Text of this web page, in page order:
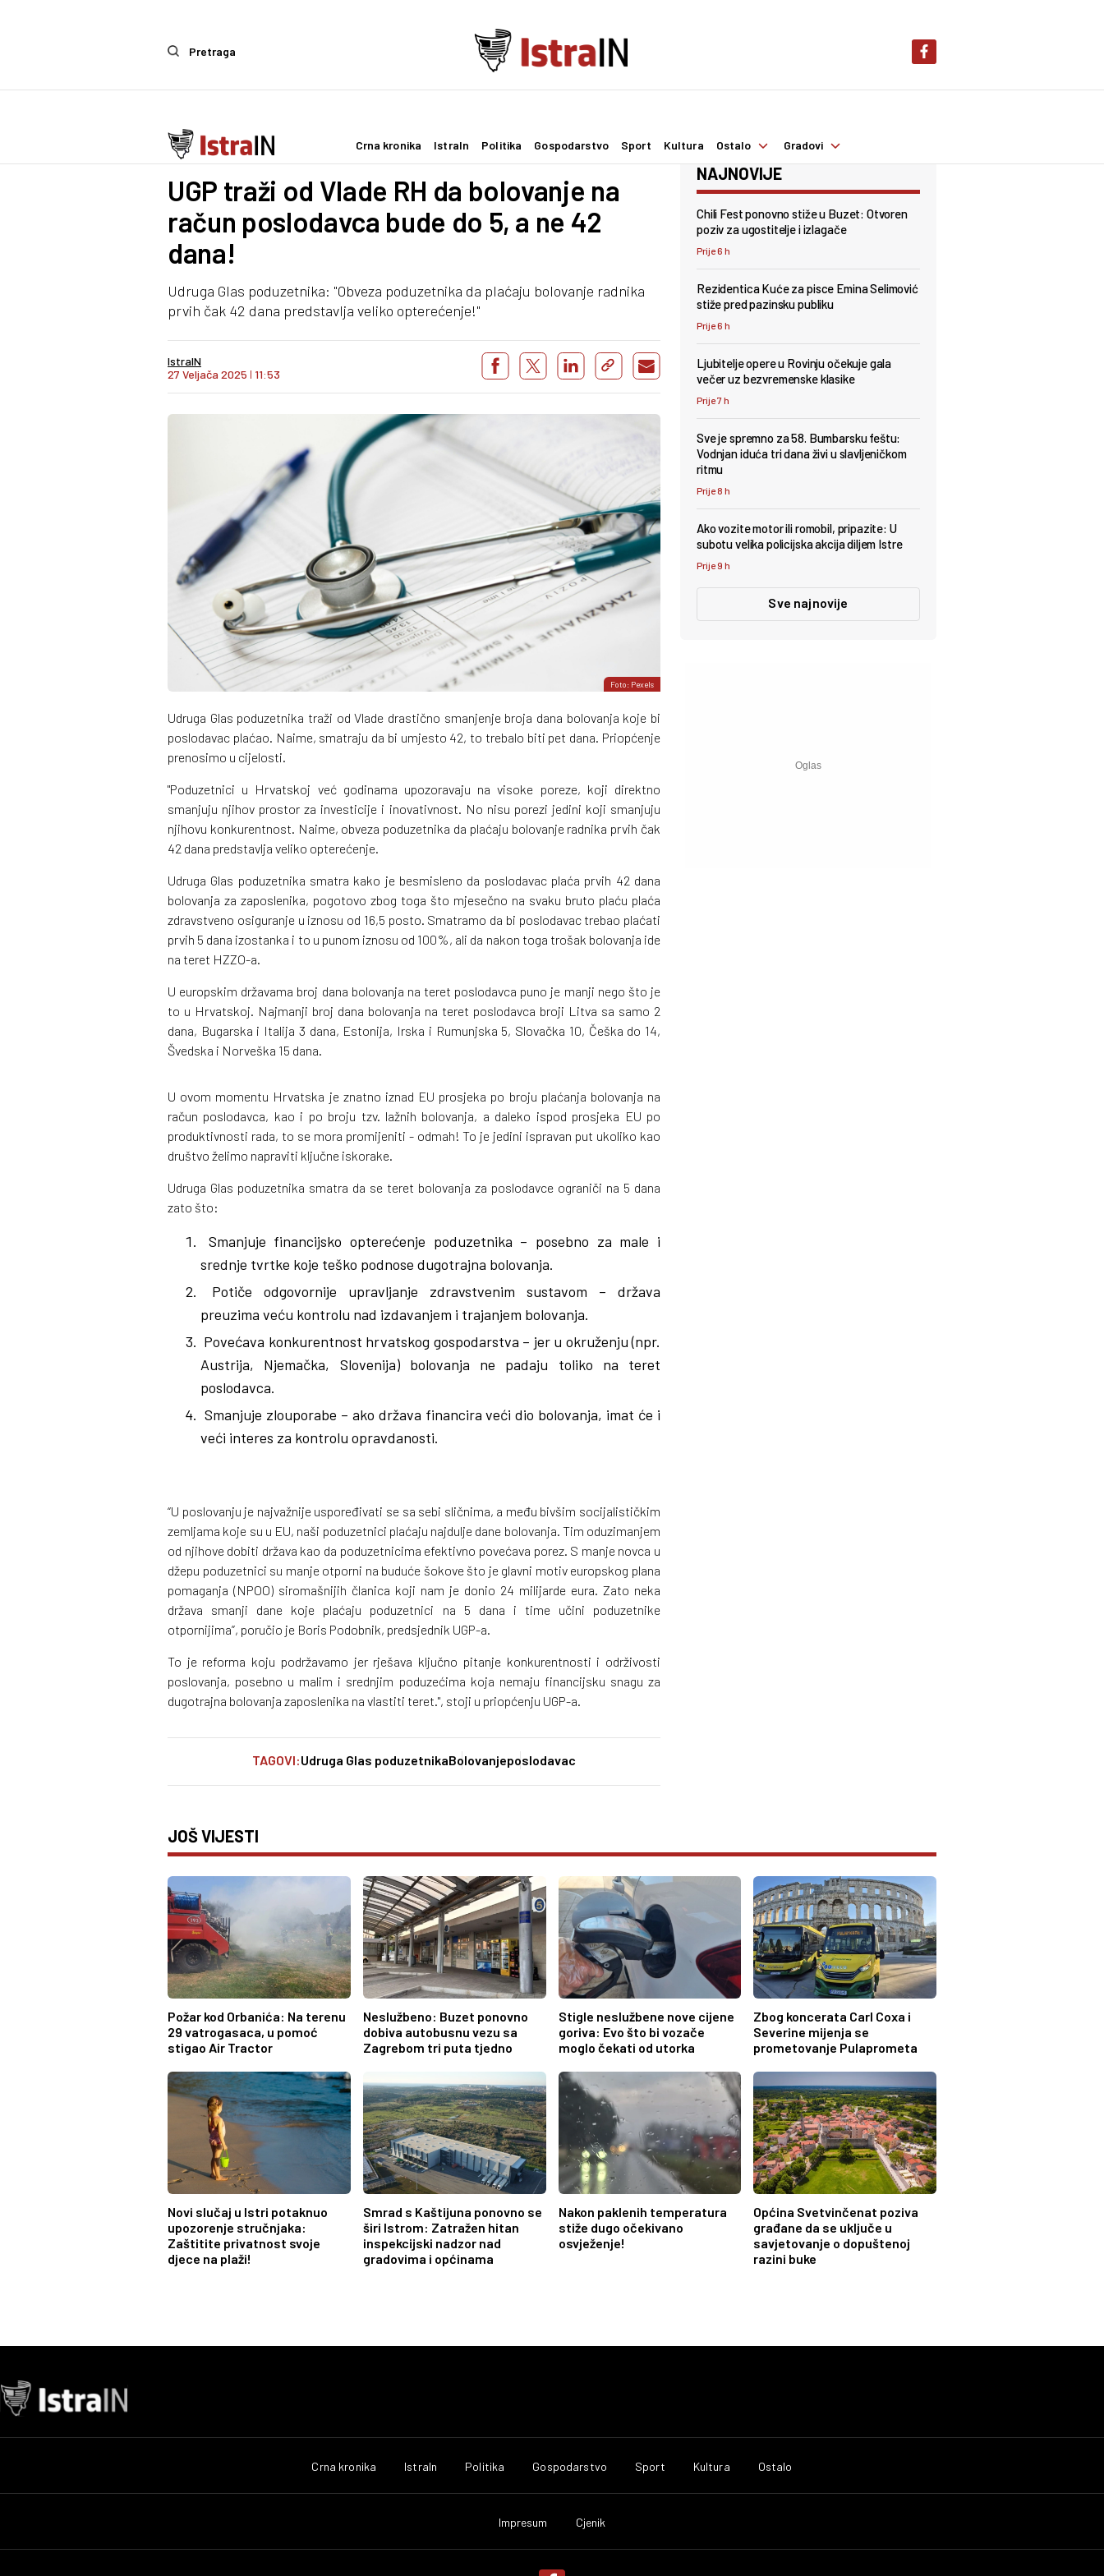
Pretraga
Crna kronika IstraIn Politika Gospodarstvo Sport Kultura Ostalo Gradovi
IstraIn
UGP traži od Vlade RH da bolovanje na
račun poslodavca bude do 5, a ne 42
dana!
Udruga Glas poduzetnika: "Obveza poduzetnika da plaćaju bolovanje radnika
prvih čak 42 dana predstavlja veliko opterećenje!"
IstraIN
27 Veljača 2025 I 11:53
Foto: Pexels
Udruga Glas poduzetnika traži od Vlade drastično smanjenje broja dana bolovanja koje bi
poslodavac plaćao. Naime, smatraju da bi umjesto 42, to trebalo biti pet dana. Priopćenje
prenosimo u cijelosti.
"Poduzetnici u Hrvatskoj već godinama upozoravaju na visoke poreze, koji direktno
smanjuju njihov prostor za investicije i inovativnost. No nisu porezi jedini koji smanjuju
njihovu konkurentnost. Naime, obveza poduzetnika da plaćaju bolovanje radnika prvih čak
42 dana predstavlja veliko opterećenje.
Udruga Glas poduzetnika smatra kako je besmisleno da poslodavac plaća prvih 42 dana
bolovanja za zaposlenika, pogotovo zbog toga što mjesečno na svaku bruto plaću plaća
zdravstveno osiguranje u iznosu od 16,5 posto. Smatramo da bi poslodavac trebao plaćati
prvih 5 dana izostanka i to u punom iznosu od 100%, ali da nakon toga trošak bolovanja ide
na teret HZZO-a.
U europskim državama broj dana bolovanja na teret poslodavca puno je manji nego što je
to u Hrvatskoj. Najmanji broj dana bolovanja na teret poslodavca broji Litva sa samo 2
dana, Bugarska i Italija 3 dana, Estonija, Irska i Rumunjska 5, Slovačka 10, Češka do 14,
Švedska i Norveška 15 dana.
U ovom momentu Hrvatska je znatno iznad EU prosjeka po broju plaćanja bolovanja na
račun poslodavca, kao i po broju tzv. lažnih bolovanja, a daleko ispod prosjeka EU po
produktivnosti rada, to se mora promijeniti - odmah! To je jedini ispravan put ukoliko kao
društvo želimo napraviti ključne iskorake.
Udruga Glas poduzetnika smatra da se teret bolovanja za poslodavce ograniči na 5 dana
zato što:
Smanjuje financijsko opterećenje poduzetnika – posebno za male i
srednje tvrtke koje teško podnose dugotrajna bolovanja.
Potiče odgovornije upravljanje zdravstvenim sustavom – država
preuzima veću kontrolu nad izdavanjem i trajanjem bolovanja.
Povećava konkurentnost hrvatskog gospodarstva – jer u okruženju (npr.
Austrija, Njemačka, Slovenija) bolovanja ne padaju toliko na teret
poslodavca.
Smanjuje zlouporabe – ako država financira veći dio bolovanja, imat će i
veći interes za kontrolu opravdanosti.
“U poslovanju je najvažnije uspoređivati se sa sebi sličnima, a među bivšim socijalističkim
zemljama koje su u EU, naši poduzetnici plaćaju najdulje dane bolovanja. Tim oduzimanjem
od njihove dobiti država kao da poduzetnicima efektivno povećava porez. S manje novca u
džepu poduzetnici su manje otporni na buduće šokove što je glavni motiv europskog plana
pomaganja (NPOO) siromašnijih članica koji nam je donio 24 milijarde eura. Zato neka
država smanji dane koje plaćaju poduzetnici na 5 dana i time učini poduzetnike
otpornijima”, poručio je Boris Podobnik, predsjednik UGP-a.
To je reforma koju podržavamo jer rješava ključno pitanje konkurentnosti i održivosti
poslovanja, posebno u malim i srednjim poduzećima koja nemaju financijsku snagu za
dugotrajna bolovanja zaposlenika na vlastiti teret.", stoji u priopćenju UGP-a.
TAGOVI:Udruga Glas poduzetnikaBolovanjeposlodavac
NAJNOVIJE
Chili Fest ponovno stiže u Buzet: Otvoren
poziv za ugostitelje i izlagače
Prije 6 h
Rezidentica Kuće za pisce Emina Selimović
stiže pred pazinsku publiku
Prije 6 h
Ljubitelje opere u Rovinju očekuje gala
večer uz bezvremenske klasike
Prije 7 h
Sve je spremno za 58. Bumbarsku feštu:
Vodnjan iduća tri dana živi u slavljeničkom
ritmu
Prije 8 h
Ako vozite motor ili romobil, pripazite: U
subotu velika policijska akcija diljem Istre
Prije 9 h
Sve najnovije
JOŠ VIJESTI
Požar kod Orbanića: Na terenu
29 vatrogasaca, u pomoć
stigao Air Tractor
Neslužbeno: Buzet ponovno
dobiva autobusnu vezu sa
Zagrebom tri puta tjedno
Stigle neslužbene nove cijene
goriva: Evo što bi vozače
moglo čekati od utorka
Zbog koncerata Carl Coxa i
Severine mijenja se
prometovanje Pulaprometa
Novi slučaj u Istri potaknuo
upozorenje stručnjaka:
Zaštitite privatnost svoje
djece na plaži!
Smrad s Kaštijuna ponovno se
širi Istrom: Zatražen hitan
inspekcijski nadzor nad
gradovima i općinama
Nakon paklenih temperatura
stiže dugo očekivano
osvježenje!
Općina Svetvinčenat poziva
građane da se uključe u
savjetovanje o dopuštenoj
razini buke
Crna kronika IstraIn Politika Gospodarstvo Sport Kultura Ostalo
Impresum Cjenik